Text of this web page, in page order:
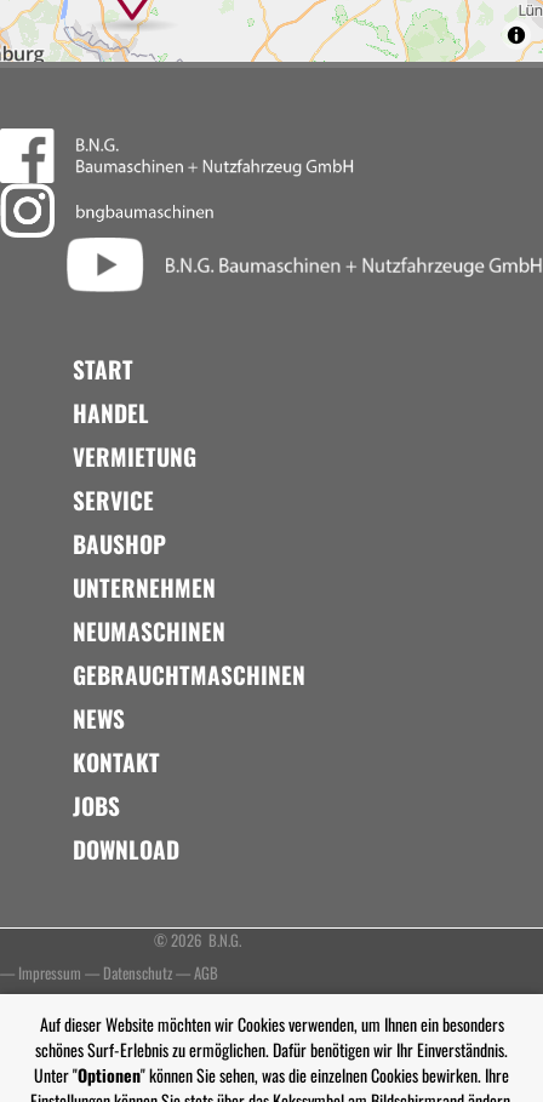
START
HANDEL
VERMIETUNG
SERVICE
BAUSHOP
UNTERNEHMEN
NEUMASCHINEN
GEBRAUCHTMASCHINEN
NEWS
KONTAKT
JOBS
DOWNLOAD
© 2026 B.N.G.
— Impressum — Datenschutz—AGB
Auf dieser Website möchten wir Cookies verwenden, um Ihnen ein besonders
schönes Surf-Erlebnis zu ermöglichen. Dafür benötigen wir Ihr Einverständnis.
Unter "Optionen" können Sie sehen, was die einzelnen Cookies bewirken. Ihre